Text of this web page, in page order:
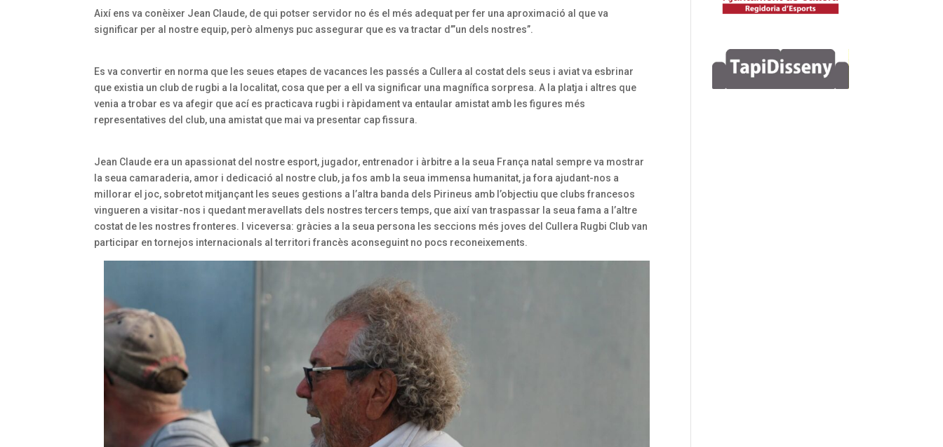
Així ens va conèixer Jean Claude, de qui potser servidor no és el més adequat per fer una aproximació al que va
significar per al nostre equip, però almenys puc assegurar que es va tractar d’”un dels nostres”.
Es va convertir en norma que les seues etapes de vacances les passés a Cullera al costat dels seus i aviat va esbrinar
que existia un club de rugbi a la localitat, cosa que per a ell va significar una magnífica sorpresa. A la platja i altres que
venia a trobar es va afegir que ací es practicava rugbi i ràpidament va entaular amistat amb les figures més
representatives del club, una amistat que mai va presentar cap fissura.
Jean Claude era un apassionat del nostre esport, jugador, entrenador i àrbitre a la seua França natal sempre va mostrar
la seua camaraderia, amor i dedicació al nostre club, ja fos amb la seua immensa humanitat, ja fora ajudant-nos a
millorar el joc, sobretot mitjançant les seues gestions a l’altra banda dels Pirineus amb l’objectiu que clubs francesos
vingueren a visitar-nos i quedant meravellats dels nostres tercers temps, que així van traspassar la seua fama a l’altre
costat de les nostres fronteres. I viceversa: gràcies a la seua persona les seccions més joves del Cullera Rugbi Club van
participar en tornejos internacionals al territori francès aconseguint no pocs reconeixements.